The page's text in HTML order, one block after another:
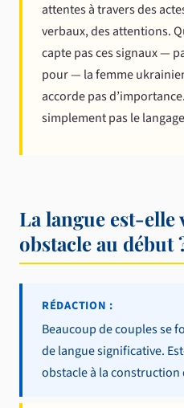
attentes à travers des
verbaux, des attentions.
capte pas ces signaux —
pour — la femme
accorde pas
simplement pas le
La langue est-
obstacle au début
RÉDACTION :
Beaucoup de couples se
de langue significative.
obstacle à la